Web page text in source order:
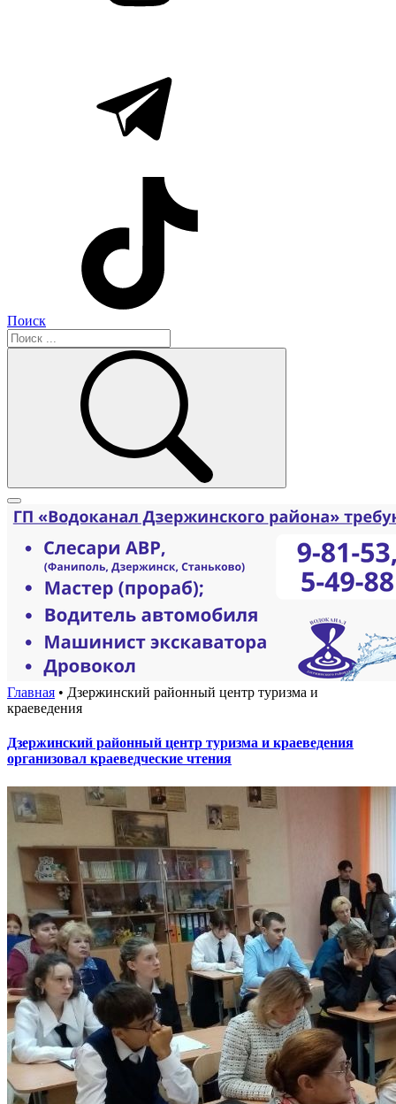
Поиск
Главная • Дзержинский районный центр туризма и
краеведения
Дзержинский районный центр туризма и краеведения
организовал краеведческие чтения